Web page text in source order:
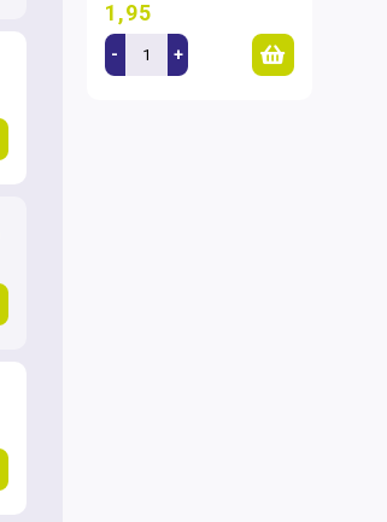
1,95
- +